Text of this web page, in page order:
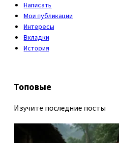
Написать
Мои публикации
Интересы
Вкладки
История
Топовые
Изучите последние посты